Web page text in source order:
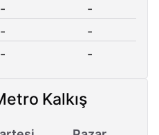
-
-
-
-
- -
Kalkış